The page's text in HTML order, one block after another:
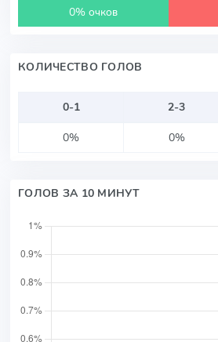
0% очков
КОЛИЧЕСТВО ГОЛОВ
0-1 2-3
0%
0%
ГОЛОВ ЗА 10 МИНУТ